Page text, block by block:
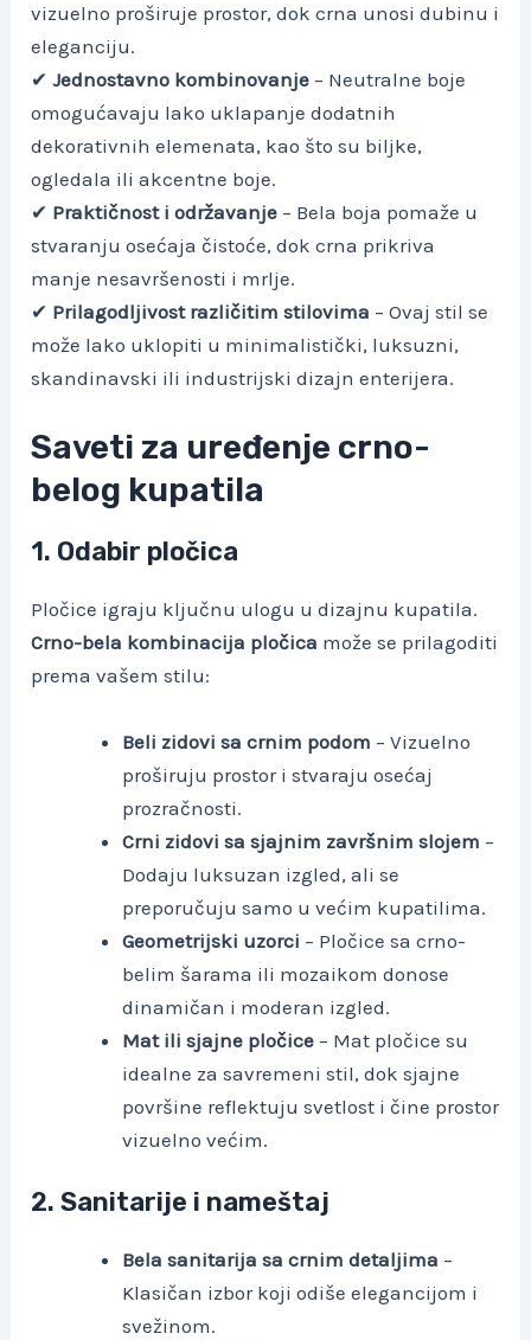
vizuelno proširuje prostor, dok crna unosi dubinu i
eleganciju.
✔Jednostavno kombinovanje – Neutralne boje
omogućavaju lako uklapanje dodatnih
dekorativnih elemenata, kao što su biljke,
ogledala ili akcentne boje.
✔ Praktičnost i održavanje – Bela boja pomaže u
stvaranju osećaja čistoće, dok crna prikriva
manje nesavršenosti i mrlje.
✔ Prilagodljivost različitim stilovima – Ovaj stil se
može lako uklopiti u minimalistički, luksuzni,
skandinavski ili industrijski dizajn enterijera.
Saveti za uređenje crno-
belog kupatila
1. Odabir pločica
Pločice igraju ključnu ulogu u dizajnu kupatila.
Crno-bela kombinacija pločica može se prilagoditi
prema vašem stilu:
Beli zidovi sa crnim podom – Vizuelno
proširuju prostor i stvaraju osećaj
prozračnosti.
Crni zidovi sa sjajnim završnim slojem –
Dodaju luksuzan izgled, ali se
preporučuju samo u većim kupatilima.
Geometrijski uzorci – Pločice sa crno-
belim šarama ili mozaikom donose
dinamičan i moderan izgled.
Mat ili sjajne pločice– Mat pločice su
idealne za savremeni stil, dok sjajne
površine reflektuju svetlost i čine prostor
vizuelno većim.
2. Sanitarije i nameštaj
Bela sanitarija sa crnim detaljima –
Klasičan izbor koji odiše elegancijom i
svežinom.